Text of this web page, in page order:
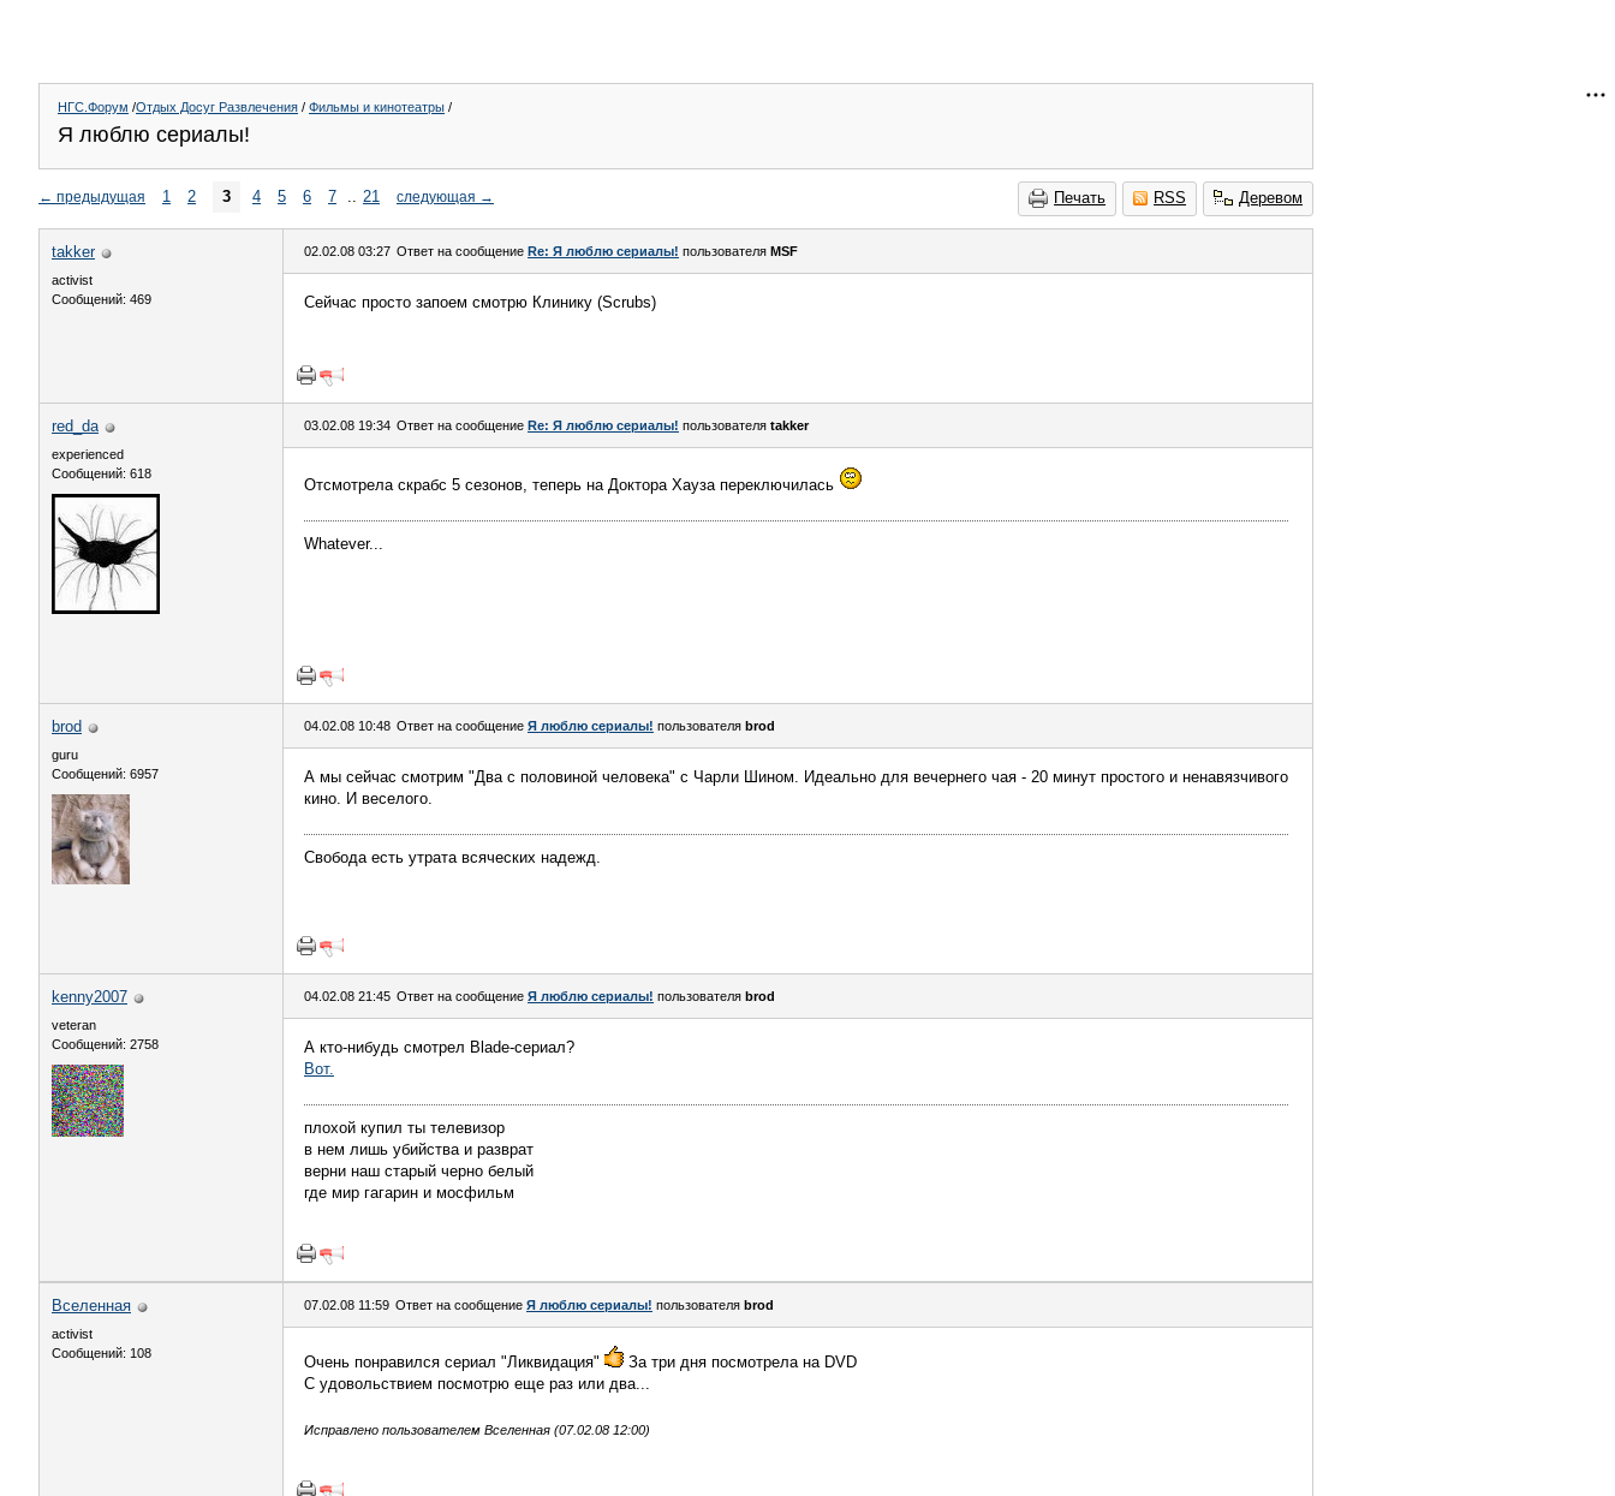
НГС.Форум /Отдых Досуг Развлечения / Фильмы и кинотеатры /
Я люблю сериалы!
Печать RSS Деревом
← предыдущая 1 2 3 4 5 6 7 .. 21 следующая →
takker
activist
Сообщений: 469
02.02.08 03:27 Ответ на сообщение Re: Я люблю сериалы! пользователя MSF
Сейчас просто запоем смотрю Клинику (Scrubs)
red_da
experienced
Сообщений: 618
03.02.08 19:34 Ответ на сообщение Re: Я люблю сериалы! пользователя takker
Отсмотрела скрабс 5 сезонов, теперь на Доктора Хауза переключилась
Whatever...
brod
guru
Сообщений: 6957
04.02.08 10:48 Ответ на сообщение Я люблю сериалы! пользователя brod
А мы сейчас смотрим "Два с половиной человека" с Чарли Шином. Идеально для вечернего чая - 20 минут простого и ненавязчивого
кино. И веселого.
Свобода есть утрата всяческих надежд.
kenny2007
veteran
Сообщений: 2758
04.02.08 21:45 Ответ на сообщение Я люблю сериалы! пользователя brod
А кто-нибудь смотрел Blade-сериал?
Вот.
плохой купил ты телевизор
в нем лишь убийства и разврат
верни наш старый черно белый
где мир гагарин и мосфильм
Вселенная
activist
Сообщений: 108
07.02.08 11:59 Ответ на сообщение Я люблю сериалы! пользователя brod
Очень понравился сериал "Ликвидация"
За три дня посмотрела на DVD
С удовольствием посмотрю еще раз или два...
Исправлено пользователем Вселенная (07.02.08 12:00)